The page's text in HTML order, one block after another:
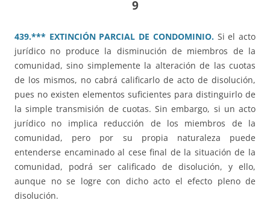
9
439.*** EXTINCIÓN PARCIAL DE CONDOMINIO. Si el acto
jurídico no produce la disminución de miembros de la
comunidad, sino simplemente la alteración de las cuotas
de los mismos, no cabrá calificarlo de acto de disolución,
pues no existen elementos suficientes para distinguirlo de
la simple transmisión de cuotas. Sin embargo, si un acto
jurídico no implica reducción de los miembros de la
comunidad, pero por su propia naturaleza puede
entenderse encaminado al cese final de la situación de la
comunidad, podrá ser calificado de disolución, y ello,
aunque no se logre con dicho acto el efecto pleno de
disolución.